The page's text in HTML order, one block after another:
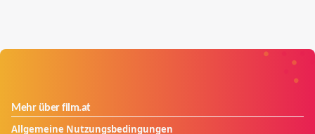
Mehr über film.at
Allgemeine Nutzungsbedingungen